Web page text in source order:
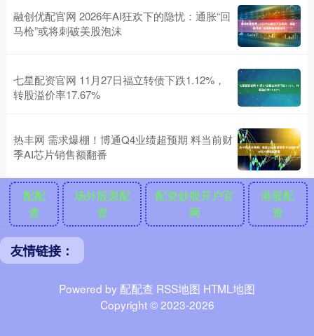
融创优配官网 2026年AI狂欢下的隐忧：通胀“回
马枪”或将刺破美股泡沫
七星配资官网 11月27日福立转债下跌1.12%，
转股溢价率17.67%
热丰网 需求爆棚！博通Q4业绩超预期 料当前财
季AI芯片销售额翻番
配配
查
场外股票配
资
配资炒股开户官
网
港股配
资
友情链接：
Powered by 配配查 RSS地图 HTML地图
Copyright© 2023-2026